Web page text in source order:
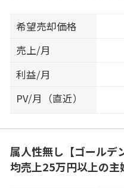
希望売却価格
売上/月
利益/月
PV/月（直近）
属人性無し【ゴールデ
均売上25万円以上の